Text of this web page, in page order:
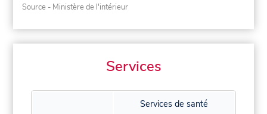
Source - Ministère de l'intérieur
Services
Services de santé